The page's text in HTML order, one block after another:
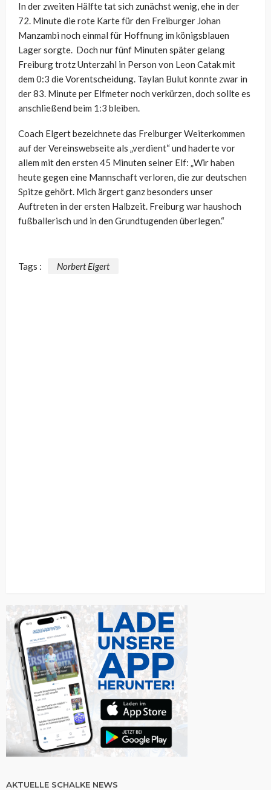
In der zweiten Hälfte tat sich zunächst wenig, ehe in der
72. Minute die rote Karte für den Freiburger Johan
Manzambi noch einmal für Hoffnung im königsblauen
Lager sorgte. Doch nur fünf Minuten später gelang
Freiburg trotz Unterzahl in Person von Leon Catak mit
dem 0:3 die Vorentscheidung. Taylan Bulutkonnte zwar in
der 83. Minute per Elfmeter noch verkürzen, doch sollte es
anschließend beim 1:3 bleiben.
Coach Elgert bezeichnete das Freiburger Weiterkommen
auf der Vereinswebseite als „verdient“ und haderte vor
allem mit den ersten 45 Minuten seiner Elf: „Wir haben
heute gegen eine Mannschaft verloren, die zur deutschen
Spitze gehört. Mich ärgert ganz besonders unser
Auftreten in der ersten Halbzeit. Freiburg war haushoch
fußballerisch und in den Grundtugenden überlegen.“
Tags : Norbert Elgert
AKTUELLE SCHALKE NEWS